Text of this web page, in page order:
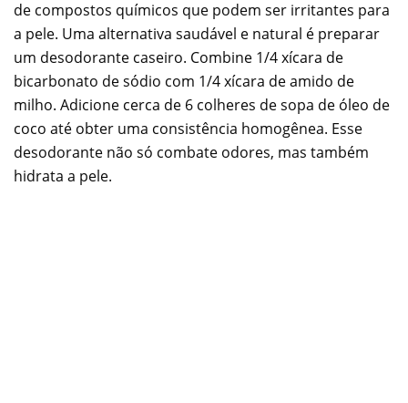
de compostos químicos que podem ser irritantes para
a pele. Uma alternativa saudável e natural é preparar
um desodorante caseiro. Combine 1/4 xícara de
bicarbonato de sódio com 1/4 xícara de amido de
milho. Adicione cerca de 6 colheres de sopa de óleo de
coco até obter uma consistência homogênea. Esse
desodorante não só combate odores, mas também
hidrata a pele.